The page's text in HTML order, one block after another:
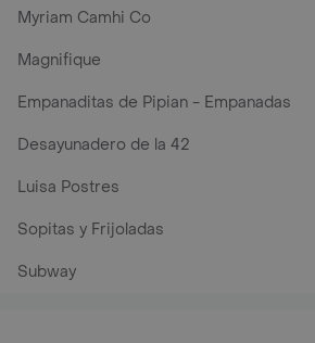
Myriam Camhi Co
Magnifique
Empanaditas de Pipian - Empanadas
Desayunadero de la 42
Luisa Postres
Sopitas y Frijoladas
Subway